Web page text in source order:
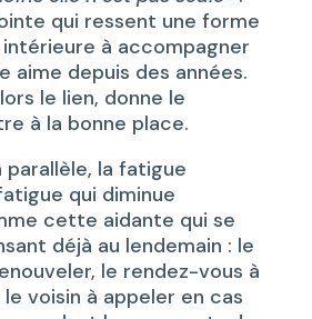
qui ressent une forme
à accompagner
aime depuis des années.
le lien, donne le
à la bonne place.
la fatigue
qui diminue
cette aidante qui se
déjà au lendemain : le
le rendez-vous à
voisin à appeler en cas